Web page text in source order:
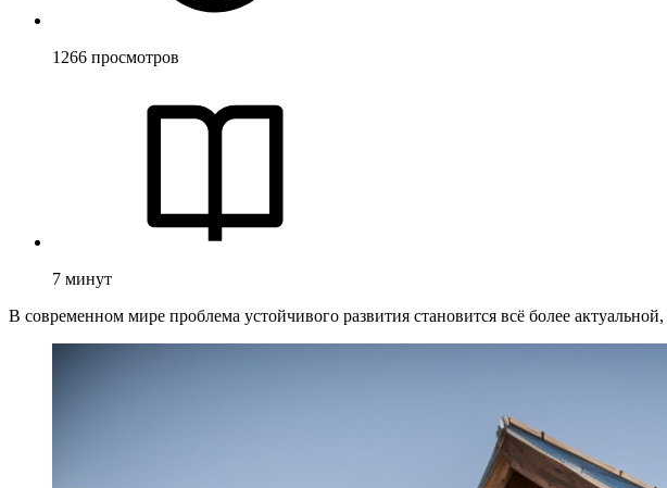
1266 просмотров
7 минут
В современном мире проблема устойчивого развития становится всё более